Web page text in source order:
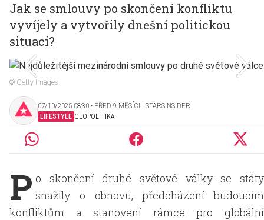
Jak se smlouvy po skončení konfliktu
vyvíjely a vytvořily dnešní politickou
situaci?
© Getty Images
07/10/2025 08:30 ‧ PŘED 9 MĚSÍCI | STARSINSIDER
LIFESTYLE GEOPOLITIKA
P o skončení druhé světové války se státy
snažily o obnovu, předcházení budoucím
konfliktům a stanovení rámce pro globální